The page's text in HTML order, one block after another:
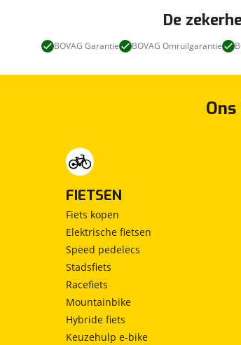
De
BOVAG Garantie BOVAG Omruilgarantie
FIETSEN
Fiets kopen
Elektrische fietsen
Speed pedelecs
Stadsfiets
Racefiets
Mountainbike
Hybride fiets
Keuzehulp e-bike